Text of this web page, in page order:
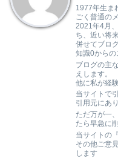
1977年生ま
ごく普通の
2021年4月
ち、近い将
併せてブロ
知識0からの
ブログの主
えします。
他に私が経
当サイトで
引用元にあ
ただ万が一
たら早急に
当サイトの
その他ご意
します